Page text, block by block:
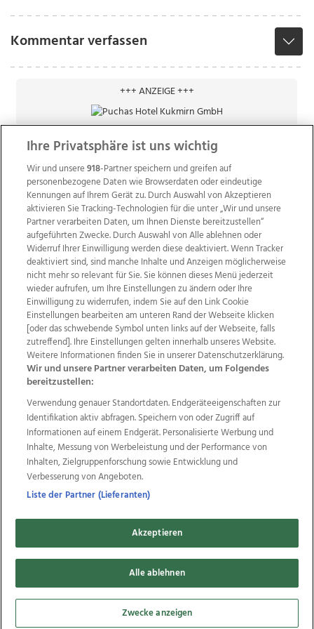
Kommentar verfassen
+++ ANZEIGE +++
Wir über uns Mediadaten Kontakt
Jobs
Datenschutz
Impressum
AGB Anzeigekunden
AGB Website
Ehrenkodex Politische Werbung
Weitere Angebote des Medienhauses Wimmer
TV1 di-mog-i.at OÖNow
Ischler Woche
Life Radio
OÖNachrichten
OÖN Immobilien
OÖN Karriere
OÖN Reise
Promenaden Galerien
Regionaljobs
wasistlos.at
Copyrights © 2026 Tips Zeitungs GmbH & Co KG
developed by11x11.net
Cookie Einstellungen bearbeiten
Ihre Privatsphäre ist uns wichtig
Wir und unsere918-Partner speichern und greifen auf
personenbezogene Daten wie Browserdaten oder eindeutige
Kennungen auf Ihrem Gerät zu. Durch Auswahl von Akzeptieren
aktivieren Sie Tracking-Technologien für die unter „Wir und unsere
Partner verarbeiten Daten, um Ihnen Dienste bereitzustellen“
aufgeführten Zwecke. Durch Auswahl von Alle ablehnen oder
Widerruf Ihrer Einwilligung werden diese deaktiviert. Wenn Tracker
deaktiviert sind, sind manche Inhalte und Anzeigen möglicherweise
nicht mehr so relevant für Sie. Sie können dieses Menü jederzeit
wieder aufrufen, um Ihre Einstellungen zu ändern oder Ihre
Einwilligung zu widerrufen, indem Sie auf den Link Cookie
Einstellungen bearbeiten am unteren Rand der Webseite klicken
[oder das schwebende Symbol unten links auf der Webseite, falls
zutreffend]. Ihre Einstellungen gelten innerhalb unseres Website.
Weitere Informationen finden Sie in unserer Datenschutzerklärung.
Wir und unsere Partner verarbeiten Daten, um Folgendes
bereitzustellen:
Verwendung genauer Standortdaten. Endgeräteeigenschaften zur
Identifikation aktiv abfragen. Speichern von oder Zugriff auf
Informationen auf einem Endgerät. Personalisierte Werbung und
Inhalte, Messung von Werbeleistung und der Performance von
Inhalten, Zielgruppenforschung sowie Entwicklung und
Verbesserung von Angeboten.
Liste der Partner (Lieferanten)
Akzeptieren
Alle ablehnen
Zwecke anzeigen